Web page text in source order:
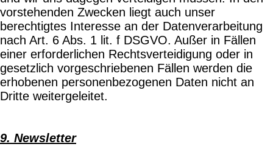
vorstehenden Zwecken liegt auch unser
berechtigtes Interesse an der Datenverarbeitung
nach Art. 6 Abs. 1 lit. f DSGVO. Außer in Fällen
einer erforderlichen Rechtsverteidigung oder in
gesetzlich vorgeschriebenen Fällen werden die
erhobenen personenbezogenen Daten nicht an
Dritte weitergeleitet.
9. Newsletter